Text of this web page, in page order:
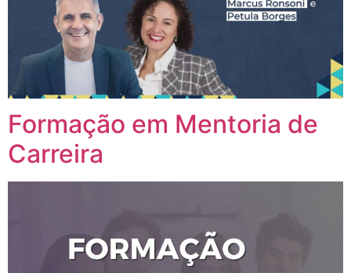
Formação em Mentoria de
Carreira